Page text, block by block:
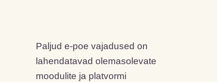
Paljud e-poe vajadused on
lahendatavad olemasolevate
moodulite ja platvormi